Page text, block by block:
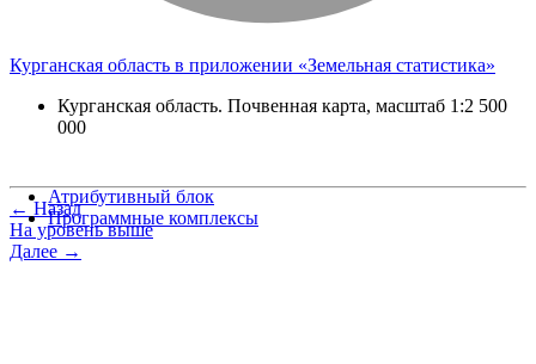
Атрибутивный блок
Программные комплексы
Курганская область в приложении «Земельная статистика»
Курганская область. Почвенная карта, масштаб 1:2 500
000
← Назад
На уровень выше
Далее →